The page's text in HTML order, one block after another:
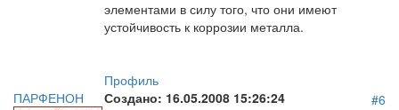
элементами в силу того, что они имеют
устойчивость к коррозии металла.
Профиль
ПАРФЕНОН
Создано: 16.05.2008 15:26:24
#6